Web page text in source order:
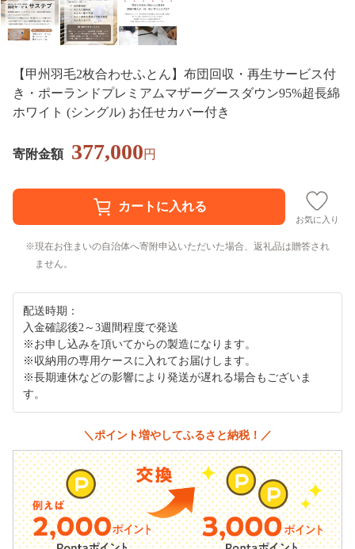
【甲州羽毛2枚合わせふとん】布団回収・再生サービス付
き・ポーランドプレミアムマザーグースダウン95%超長綿
ホワイト (シングル) お任せカバー付き
寄附金額 377,000円
お気に入り
現在お住まいの自治体へ寄附申込いただいた場合、返礼品は贈答され
ません。
配送時期：
入金確認後2～3週間程度で発送
※お申し込みを頂いてからの製造になります。
※収納用の専用ケースに入れてお届けします。
※長期連休などの影響により発送が遅れる場合もございま
す。
＼ポイント増やしてふるさと納税！／